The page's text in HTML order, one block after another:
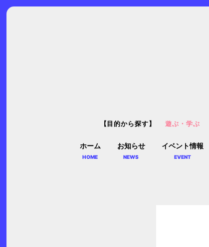
ホーム
HOME
お知らせ
NEWS
イベント情報
EVENT
【目的から探す】 遊ぶ・学ぶ